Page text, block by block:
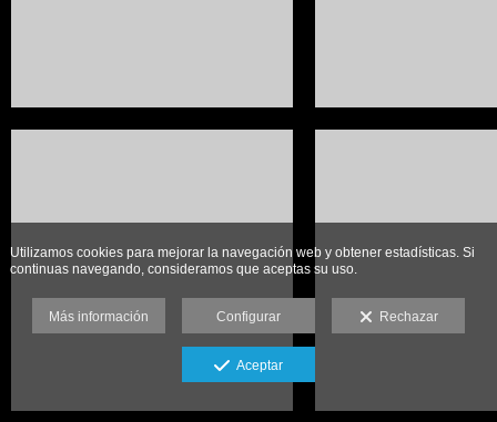
Utilizamos cookies para mejorar la navegación web y obtener estadísticas. Si
continuas navegando, consideramos que aceptas su uso.
Más información Configurar Rechazar
Aceptar